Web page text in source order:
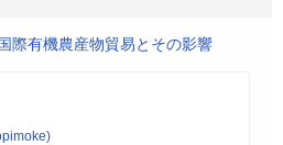
際有機農産物貿易とその影響